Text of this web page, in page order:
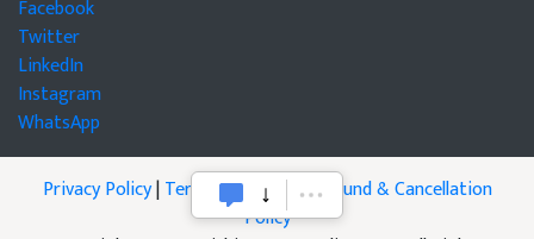
Facebook
Twitter
LinkedIn
Instagram
WhatsApp
Privacy Policy|Terms of Service|Refund & Cancellation
Policy